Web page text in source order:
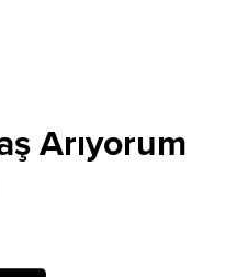
Arıyorum